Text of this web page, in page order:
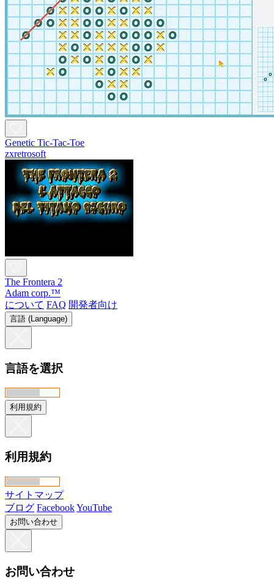
Genetic Tic-Tac-Toe
zxretrosoft
The Frontera 2
Adam corp.™
について FAQ 開発者向け
言語 (Language)
言語を選択
利用規約
利用規約
サイトマップ
ブログ FacebookYouTube
お問い合わせ
お問い合わせ